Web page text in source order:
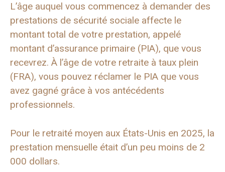
L’âge auquel vous commencez à demander des
prestations de sécurité sociale affecte le
montant total de votre prestation, appelé
montant d’assurance primaire (PIA), que vous
recevrez. À l’âge de votre retraite à taux plein
(FRA), vous pouvez réclamer le PIA que vous
avez gagné grâce à vos antécédents
professionnels.
Pour le retraité moyen aux États-Unis en 2025, la
prestation mensuelle était d’un peu moins de 2
000 dollars.